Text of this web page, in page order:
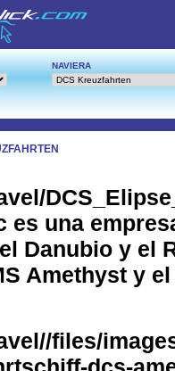
NAVIERA
es una
Danubio y el
Amethyst y